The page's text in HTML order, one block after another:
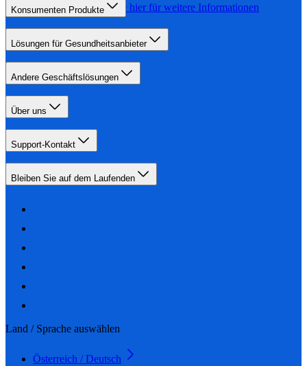
Stillhütchen Klicken Sie hier für weitere Informationen
Konsumenten Produkte
Lösungen für Gesundheitsanbieter
Andere Geschäftslösungen
Über uns
Support-Kontakt
Bleiben Sie auf dem Laufenden
Land / Sprache auswählen
Österreich / Deutsch